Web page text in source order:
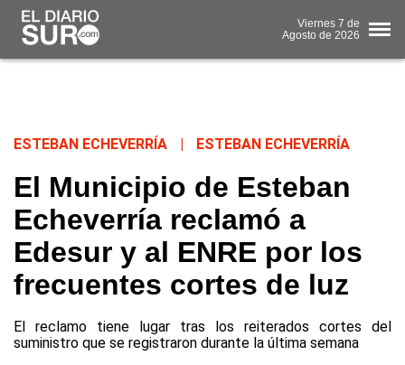
Viernes 7 de
Agosto de 2026
ESTEBAN ECHEVERRÍA ESTEBAN ECHEVERRÍA
El Municipio de Esteban
Echeverría reclamó a
Edesur y al ENRE por los
frecuentes cortes de luz
El reclamo tiene lugar tras los reiterados cortes del
suministro que se registraron durante la última semana